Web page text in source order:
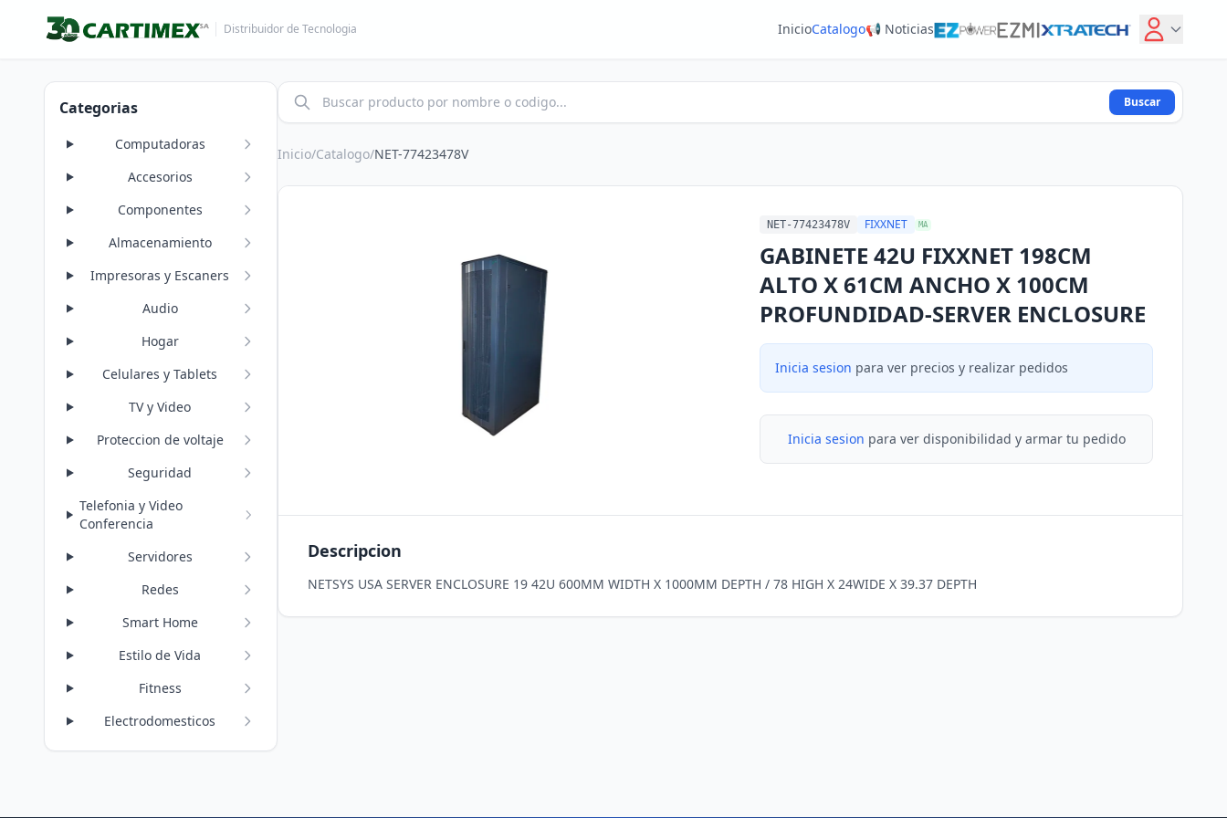
Distribuidor de Tecnologia InicioCatalogo📢 Noticias
Categorias
Computadoras
Accesorios
Componentes
Almacenamiento
Impresoras y Escaners
Audio
Hogar
Celulares y Tablets
TV y Video
Proteccion de voltaje
Seguridad
Telefonia y Video
Conferencia
Servidores
Redes
Smart Home
Estilo de Vida
Fitness
Electrodomesticos
Buscar
Inicio/Catalogo/NET-77423478V
NET-77423478V FIXXNET MA
GABINETE 42U FIXXNET 198CM
ALTO X 61CM ANCHO X 100CM
PROFUNDIDAD-SERVER ENCLOSURE
Inicia sesion para ver precios y realizar pedidos
Inicia sesion para ver disponibilidad y armar tu pedido
Descripcion
NETSYS USA SERVER ENCLOSURE 19 42U 600MM WIDTH X 1000MM DEPTH / 78 HIGH X 24WIDE X 39.37 DEPTH